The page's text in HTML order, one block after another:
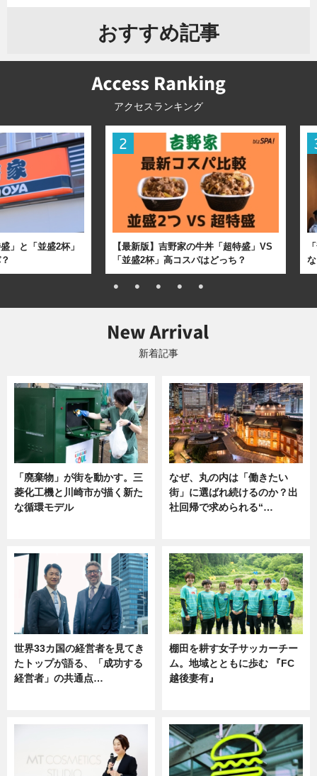
おすすめ記事
アクセスランキング
」と「並盛2杯」
【最新版】吉野家の牛丼「超特盛」VS
「並盛2杯」高コスパはどっち？
新着記事
「廃棄物」が街を動かす。三
菱化工機と川崎市が描く新た
な循環モデル
なぜ、丸の内は「働きたい
街」に選ばれ続けるのか？出
社回帰で求められる“…
世界33カ国の経営者を見てき
たトップが語る、「成功する
経営者」の共通点…
棚田を耕す女子サッカーチー
ム。地域とともに歩む 『FC
越後妻有』